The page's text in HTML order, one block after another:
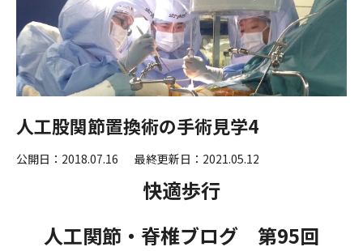
人工股関節置換術の手術見学4
公開日：2018.07.16 最終更新日：2021.05.12
快適歩行
人工関節・脊椎ブログ 第95回